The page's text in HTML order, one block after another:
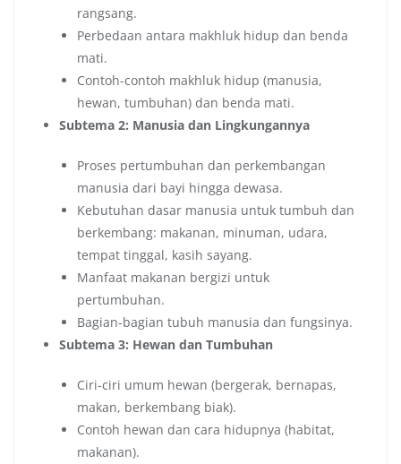
rangsang.
Perbedaan antara makhluk hidup dan benda
mati.
Contoh-contoh makhluk hidup (manusia,
hewan, tumbuhan) dan benda mati.
Subtema 2: Manusia dan Lingkungannya
Proses pertumbuhan dan perkembangan
manusia dari bayi hingga dewasa.
Kebutuhan dasar manusia untuk tumbuh dan
berkembang: makanan, minuman, udara,
tempat tinggal, kasih sayang.
Manfaat makanan bergizi untuk
pertumbuhan.
Bagian-bagian tubuh manusia dan fungsinya.
Subtema 3: Hewan dan Tumbuhan
Ciri-ciri umum hewan (bergerak, bernapas,
makan, berkembang biak).
Contoh hewan dan cara hidupnya (habitat,
makanan).